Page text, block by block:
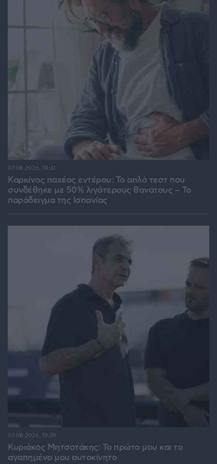
Καρκίνος παχέος εντέρου: Το απλό τεστ που
συνδέθηκε με 50% λιγότερους θανάτους – Το
παράδειγμα της Ισπανίας
07.08.2026, 18:31
Κυριάκος Μητσοτάκης: Το πρώτο μου και το
αγαπημένο μου αυτοκίνητο
07.08.2026, 19:39